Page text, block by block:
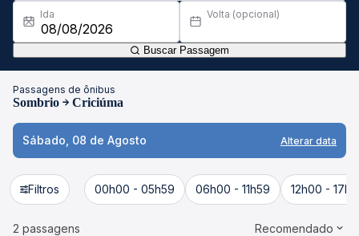
Ida Volta (opcional)
Buscar Passagem
Passagens de ônibus
Sombrio Criciúma
Sábado, 08 de Agosto Alterar data
Filtros 00h00 - 05h59 06h00 - 11h59 12h00 -
2 passagens Recomendado